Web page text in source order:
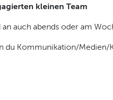
kleinen Team
auch abends oder am
du Kommunikation/Medien/